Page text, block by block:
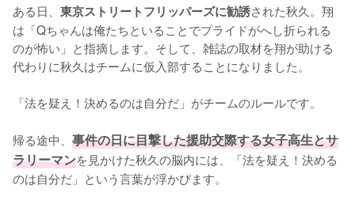
ある日、 東京ストリートフリッパーズに勧誘された秋久。翔
は「Qちゃんは俺たちといることでプライドがへし折られる
のが怖い」と指摘します。そして、雑誌の取材を翔が助ける
代わりに秋久はチームに仮入部することになりました。
「法を疑え！決めるのは自分だ」がチームのルールです。
帰る途中、 事件の日に目撃した援助交際する女子高生とサ
ラリーマンを見かけた秋久の脳内には、「法を疑え！決める
のは自分だ」という言葉が浮かびます。